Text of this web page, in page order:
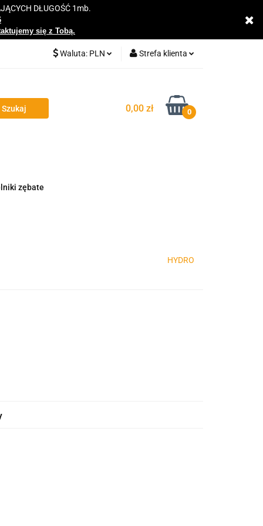
DŁUGOŚĆ 1mb.
się z Tobą.
Waluta: PLN Strefa klienta
Zarejestruj się
Dodaj zgłoszenie
0,00 zł 0
zębate
HYDRO